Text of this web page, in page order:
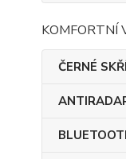
KOMFORTNÍ
ČERNÉ